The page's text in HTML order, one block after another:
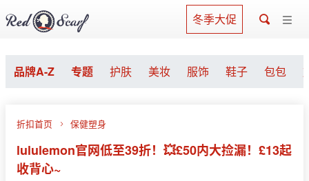
冬季大促
品牌A-Z 专题 护肤 美妆 服饰 鞋子 包包
折扣首页 保健塑身
lululemon官网低至39折！💥£50内大捡漏！£13起
收背心~